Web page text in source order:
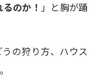
のか！ 」と胸が踊
の狩り方、ハウス